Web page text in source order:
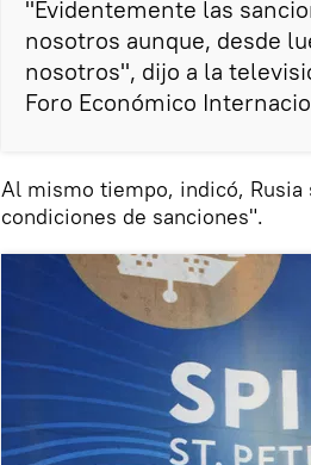
"Evidentemente las
nosotros aunque, desde
nosotros", dijo a la
Foro Económico
Al mismo tiempo, indicó,
condiciones de sanciones".